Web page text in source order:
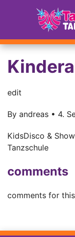
edit
By andreas • 4.
KidsDisco &
Tanzschule
comments
comments for